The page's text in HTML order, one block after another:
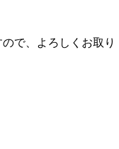
で、よろしくお取り